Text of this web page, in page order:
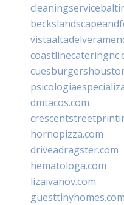
dmtacos.com
hornopizza.com
driveadragster.com
hematologa.com
lizaivanov.com
guesttinyhomes.com